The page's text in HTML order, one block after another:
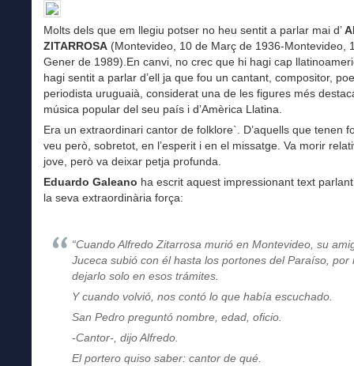
Molts dels que em llegiu potser no heu sentit a parlar mai d’
ZITARROSA (Montevideo, 10 de Març de 1936-Montevideo,
Gener de 1989).En canvi, no crec que hi hagi cap
hagi sentit a parlar d’ell ja que fou un cantant, compositor,
periodista uruguaià, considerat una de les figures més
música popular del seu país i d’Amèrica Llatina.
Era un extraordinari cantor de folklore`. D’aquells que tenen
veu però, sobretot, en l’esperit i en el missatge. Va morir
jove, però va deixar petja profunda.
Eduardo Galeano ha escrit aquest impressionant text parlant
la seva extraordinària força:
“Cuando Alfredo Zitarrosa murió en Montevideo, su
Juceca subió con él hasta los portones del Paraíso, por
dejarlo solo en esos trámites.
Y cuando volvió, nos contó lo que había escuchado.
San Pedro preguntó nombre, edad, oficio.
-Cantor-, dijo Alfredo.
El portero quiso saber: cantor de qué.